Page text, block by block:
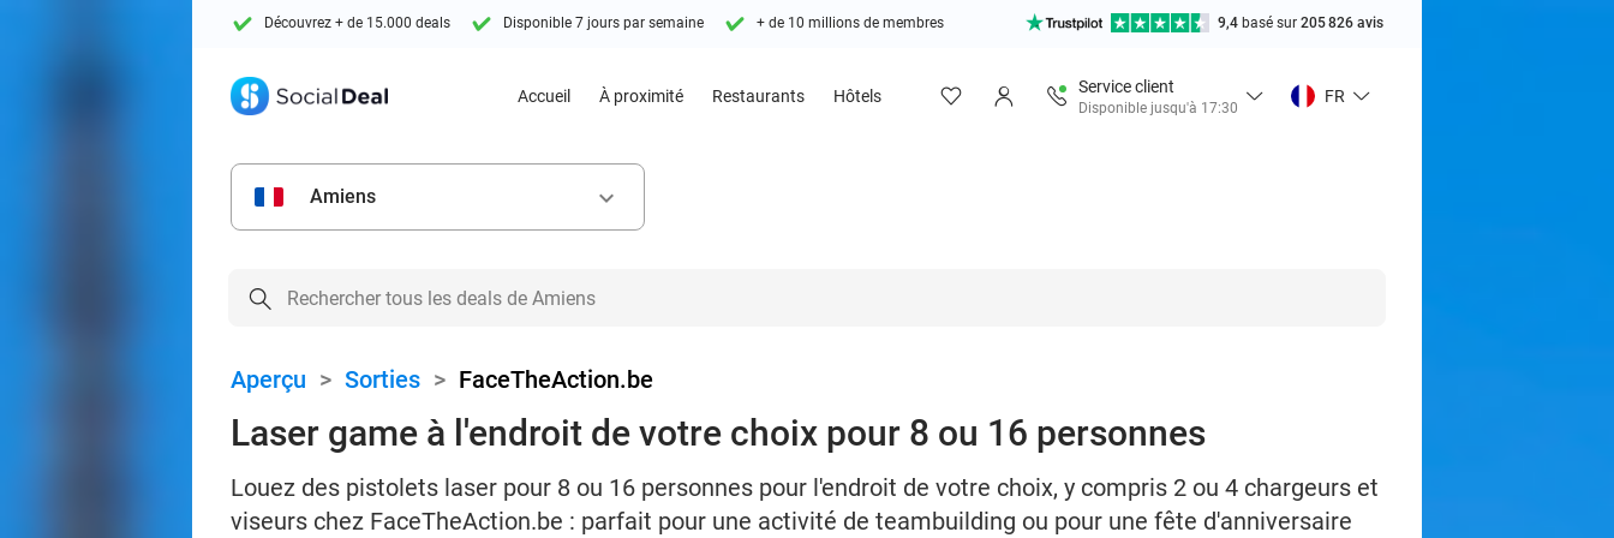
Découvrez + de 15.000 deals Disponible 7 jours par semaine + de 10 millions de membres 9,4 basé sur 205 826 avis
Accueil À proximité Restaurants Hôtels
Service client
Disponible jusqu'à 17:30
FR
Amiens keyboard_arrow_down
Aperçu > Sorties > FaceTheAction.be
Laser game à l'endroit de votre choix pour 8 ou 16 personnes
Louez des pistolets laser pour 8 ou 16 personnes pour l'endroit de votre choix, y compris 2 ou 4 chargeurs et
viseurs chez FaceTheAction.be : parfait pour une activité de teambuilding ou pour une fête d'anniversaire